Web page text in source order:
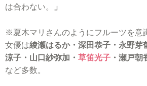
は合わない。
」
※夏木マリさんのようにフルーツを意
女優は綾瀬はるか・深田恭子・永野芽
涼子・山口紗弥加・ 草笛光子 ・瀬戸
など多数。